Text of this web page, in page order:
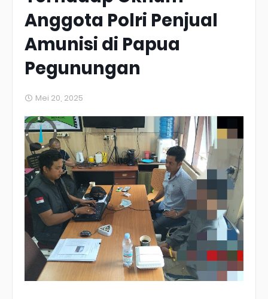
Anggota Polri Penjual
Amunisi di Papua
Pegunungan
Mei 20, 2025